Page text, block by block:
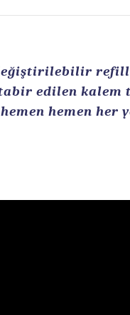
edilen kalem
hemen her